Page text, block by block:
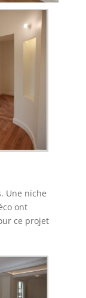
Une niche
ont
ce projet